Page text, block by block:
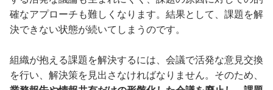
確なアプローチも難しくなります。結果として、課題を解
決できない状態が続いてしまうのです。
組織が抱える課題を解決するには、会議で活発な意見交換
を行い、解決策を見出さなければなりません。そのため、